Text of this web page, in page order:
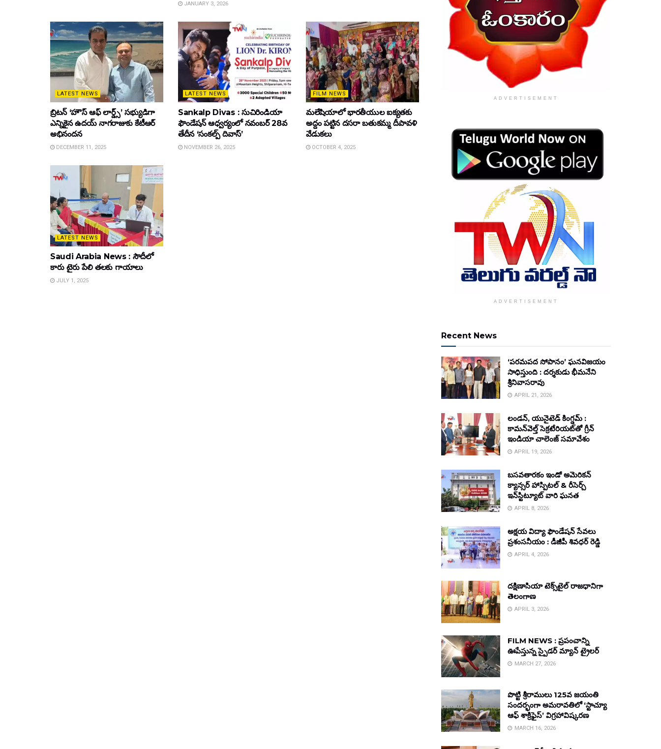
JANUARY 3, 2026
LATEST NEWS
బ్రిటన్ ‘హౌస్ ఆఫ్ లార్డ్స్’ సభ్యుడిగా
ఎన్నికైన ఉదయ్ నాగరాజుకు కేటీఆర్
అభినందన
DECEMBER 11, 2025
LATEST NEWS
Sankalp Divas : సుచిరిండియా
ఫౌండేషన్ ఆధ్వర్యంలో నవంబర్ 28వ
తేదీన ‘సంకల్ప్ దివాస్’
NOVEMBER 26, 2025
FILM NEWS
మలేషియాలో భారతీయుల ఐక్యతకు
అద్దం పట్టిన దసరా బతుకమ్మ దీపావళి
వేడుకలు
OCTOBER 4, 2025
LATEST NEWS
Saudi Arabia News : సౌదీలో
కారు టైరు పేలి తలకు గాయాలు
JULY 1, 2025
ADVERTISEMENT
ADVERTISEMENT
Recent News
‘పరమపద సోపానం’ ఘనవిజయం
సాధిస్తుంది : దర్శకుడు భీమనేని
శ్రీనివాసరావు
APRIL 21, 2026
లండన్, యునైటెడ్ కింగ్డమ్ :
కామన్‌వెల్త్ సెక్రటేరియట్‌తో గ్రీన్
ఇండియా చాలెంజ్ సమావేశం
APRIL 19, 2026
బసవతారకం ఇండో అమెరికన్
క్యాన్సర్ హాస్పిటల్ & రీసెర్చ్
ఇన్‌స్టిట్యూట్ వారి ఘనత
APRIL 8, 2026
అక్షయ విద్యా ఫౌండేషన్ సేవలు
ప్రశంసనీయం : డీజీపీ శివధర్ రెడ్డి
APRIL 4, 2026
దక్షిణాసియా టెక్స్‌టైల్ రాజధానిగా
తెలంగాణ
APRIL 3, 2026
FILM NEWS : ప్రపంచాన్ని
ఊపేస్తున్న స్పైడర్ మ్యాన్ ట్రైలర్
MARCH 27, 2026
పొట్టి శ్రీరాములు 125వ జయంతి
సందర్భంగా అమరావతిలో ‘స్టాచ్యూ
ఆఫ్ శాక్రిఫైస్’ విగ్రహావిష్కరణ
MARCH 16, 2026